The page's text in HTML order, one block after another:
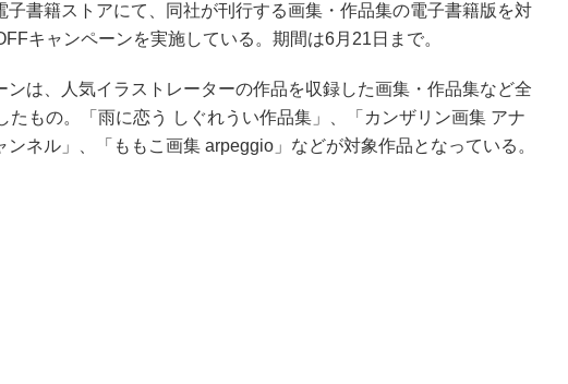
書籍ストアにて、同社が刊行する画集・作品集の電子書籍版を対
キャンペーンを実施している。期間は6月21日まで。
は、人気イラストレーターの作品を収録した画集・作品集など全
たもの。「雨に恋う しぐれうい作品集」、「カンザリン画集 アナ
ンネル」、「ももこ画集 arpeggio」などが対象作品となっている。